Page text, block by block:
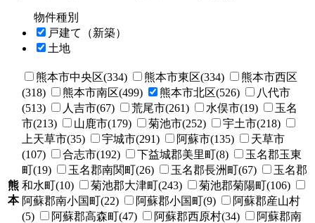
物件種別
戸建て（新築）
土地
熊
本
熊本市中央区(334) 熊本市東区(334)
熊本市西区
(318)
熊本市南区(499) 熊本市北区(526)
八代市
(513)
人吉市(67) 荒尾市(261) 水俣市(19)
玉名
市(213)
山鹿市(179) 菊池市(252)
宇土市(218)
上天草市(35)
宇城市(291) 阿蘇市(135)
天草市
(107)
合志市(192) 下益城郡美里町(8)
玉名郡玉東
町(19)
玉名郡南関町(26) 玉名郡長洲町(67)
玉名郡
和水町(10)
菊池郡大津町(243)
菊池郡菊陽町(106)
阿蘇郡南小国町(22)
阿蘇郡小国町(9)
阿蘇郡産山村
(5)
阿蘇郡高森町(47) 阿蘇郡西原村(34)
阿蘇郡南